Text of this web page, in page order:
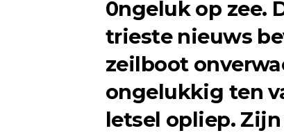
0ngeluk op zee.
trieste nieuws
zeilboot
ongelukkig ten
letsel opliep.